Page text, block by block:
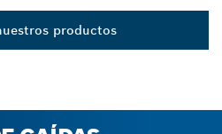
productos